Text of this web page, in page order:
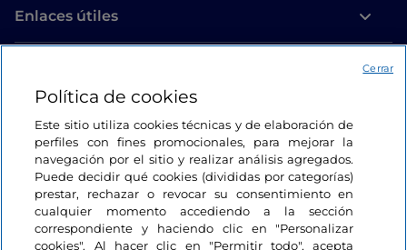
Enlaces útiles
Estamos en contacto
Política de cookies
Este sitio utiliza cookies técnicas y de elaboración de
perfiles con fines promocionales, para mejorar la
navegación por el sitio y realizar análisis agregados.
Puede decidir qué cookies (divididas por categorías)
prestar, rechazar o revocar su consentimiento en
cualquier momento accediendo a la sección
correspondiente y haciendo clic en "Personalizar
cookies". Al hacer clic en "Permitir todo", acepta
Cerrar